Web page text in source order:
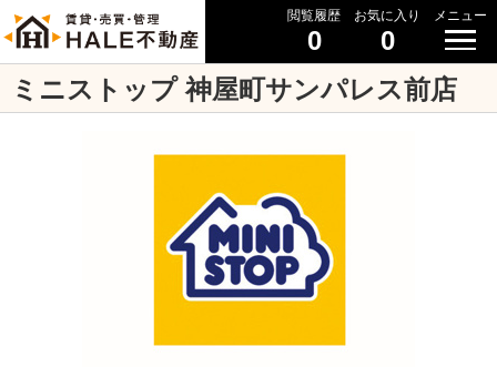
閲覧履歴
0
お気に入り
0
メニュー
ミニストップ 神屋町サンパレス前店